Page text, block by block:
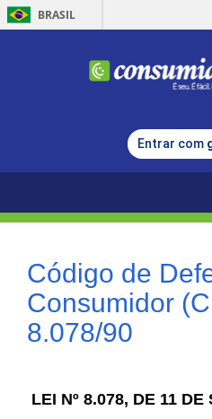
BRASIL
Entrar com
Código de
Consumidor
8.078/90
LEI Nº 8.078, DE 11